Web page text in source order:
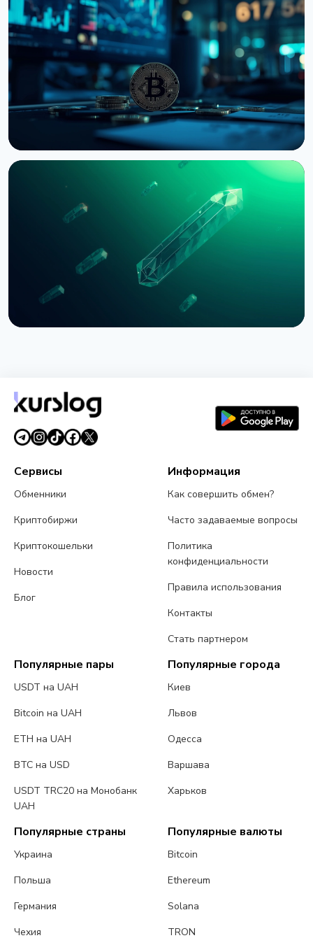
Сенат США отложил голосование по Clarity Act
до сентября
7 августа 2026 г.4 мин чтения
Bernstein предупреждает об обвале
крипторынка из-за провала CLARITY Act в
3 августа 2026 г.4 мин чтения
Сервисы
Обменники
Криптобиржи
Криптокошельки
Новости
Блог
Информация
Как совершить обмен?
Часто задаваемые вопросы
Политика
конфиденциальности
Правила использования
Контакты
Стать партнером
Популярные пары
USDT на UAH
Bitcoin на UAH
ETH на UAH
BTC на USD
USDT TRC20 на Монобанк
UAH
Популярные города
Киев
Львов
Одесса
Варшава
Харьков
Популярные страны
Украина
Польша
Германия
Чехия
Популярные валюты
Bitcoin
Ethereum
Solana
TRON